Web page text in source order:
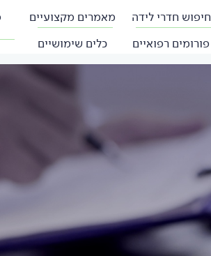
חיפוש חדרי לידה מאמרים מקצועיים
פורומים רפואיים כלים שימושיים